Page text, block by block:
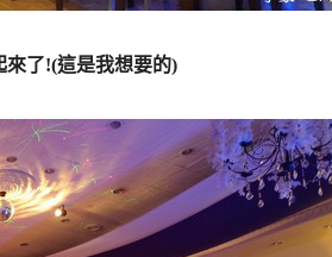
來了!(這是我想要的)